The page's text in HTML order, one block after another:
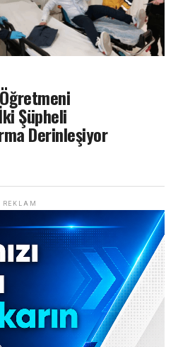
Şüpheli
Derinleşiyor
REKLAM